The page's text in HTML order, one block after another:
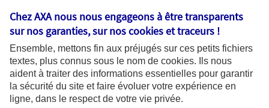
État de conformité
Les pages web :
Chez AXA nous nous engageons à être transparents
sur nos garanties, sur noscookies et traceurs !
Ensemble, mettons fin aux préjugés sur ces petits fichiers
textes, plus connus sous le nom de cookies. Ils nous
aident à traiter des informations essentielles pour garantir
la sécurité du site et faire évoluer votre expérience en
ligne, dans le respect de votre vie privée.